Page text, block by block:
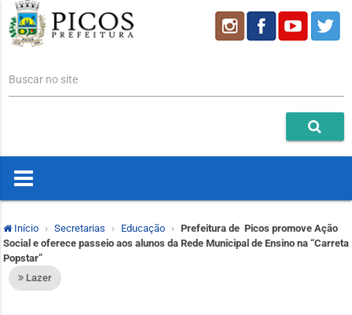
Buscar no site
Início Secretarias Educação
Prefeitura de Picos promove Ação
Social e oferece passeio aos alunos da Rede Municipal de Ensino na “Carreta
Popstar”
Lazer